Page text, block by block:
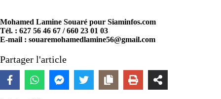
Mohamed Lamine Souaré pour Siaminfos.com
Tél. : 627 56 46 67 / 660 23 01 03
E-mail : souaremohamedlamine56@gmail.com
Partager l'article